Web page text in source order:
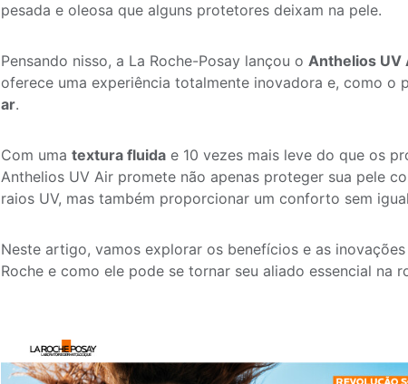
pesada e oleosa que alguns protetores deixam na pele.
Pensando nisso, a La Roche-Posay lançou o Anthelios UV
oferece uma experiência totalmente inovadora e, como o
ar.
Com uma textura fluida e 10 vezes mais leve do que os
Anthelios UV Air promete não apenas proteger sua pele
raios UV, mas também proporcionar um conforto sem
Neste artigo, vamos explorar os benefícios e as
Roche e como ele pode se tornar seu aliado essencial na